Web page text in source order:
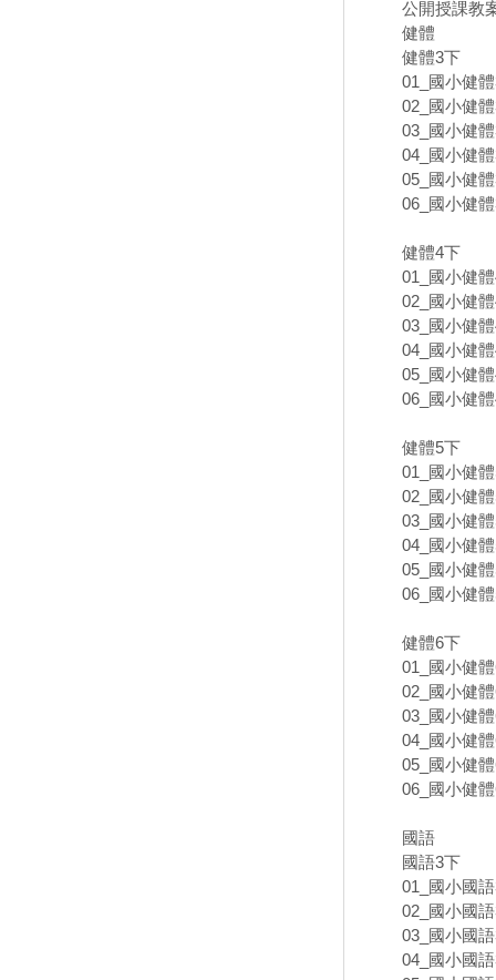
公開授課教
健體
健體3下
01_國小健
02_國小健
03_國小健
04_國小健
05_國小健
06_國小健
健體4下
01_國小健
02_國小健
03_國小健
04_國小健
05_國小健
06_國小健
健體5下
01_國小健
02_國小健
03_國小健
04_國小健
05_國小健
06_國小健
健體6下
01_國小健
02_國小健
03_國小健
04_國小健
05_國小健
06_國小健
國語
國語3下
01_國小國
02_國小國
03_國小國
04_國小國